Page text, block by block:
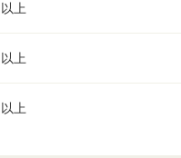
上
上
上